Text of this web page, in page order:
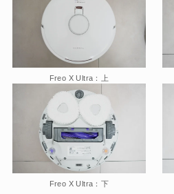
Freo X Ultra：上
Freo X Ultra：下